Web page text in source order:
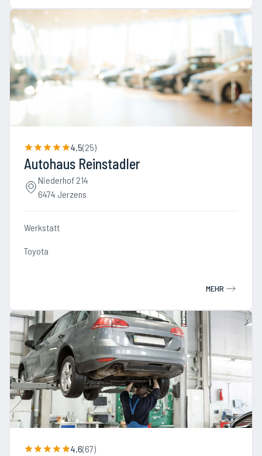
4.5(25)
Autohaus Reinstadler
Niederhof 214
6474 Jerzens
Werkstatt
Toyota
MEHR
4.6(67)